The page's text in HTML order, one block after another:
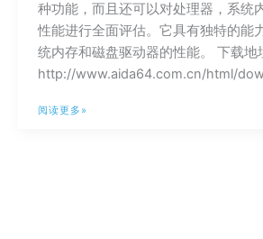
种功能，而且还可以对处理器，系统
性能进行全面评估。它具有独特的能
统内存和磁盘驱动器的性能。 下载地
http://www.aida64.com.cn/html/
AIDA64
阅读更多»